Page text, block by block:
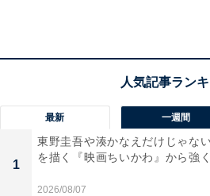
子の不倫と愛の隠れた贅沢三昧
に囚われた三木は、時効直前の金
します。
その夜、寝たきりの父・金治の
れたと三木宅に戻ると同時に、
最新 一週間
1
東野圭吾や湊かなえだけじゃな
を描く『映画ちいかわ』から強
2026/08/07